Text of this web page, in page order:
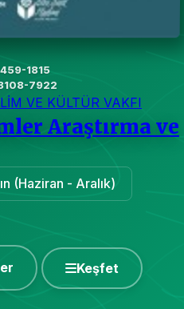
1815
7922
VE KÜLTÜR VAKFI
Araştırma ve
(Haziran - Aralık)
Keşfet